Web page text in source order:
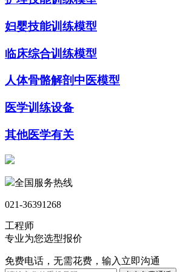
妇婴技能训练模型
临床综合训练模型
人体骨骼解剖中医模型
医学训练设备
其他医学有关
全国服务热线
021-36391268
工程师
专业为您选型报价
免费电话，无需花费，输入立即沟通